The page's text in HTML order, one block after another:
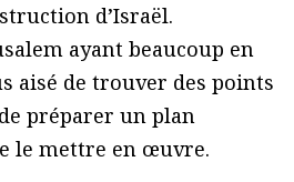
d’Israël.
ayant beaucoup en
aisé de trouver des points
préparer un plan
le mettre en œuvre.